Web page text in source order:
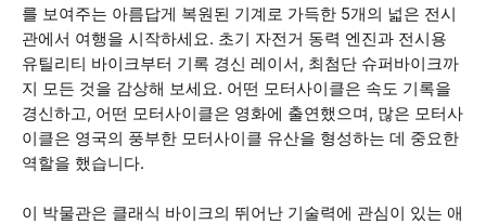
를 보여주는 아름답게 복원된 기계로 가득한 5개의 넓은 전시
관에서 여행을 시작하세요. 초기 자전거 동력 엔진과 전시용
유틸리티 바이크부터 기록 경신 레이서, 최첨단 슈퍼바이크까
지 모든 것을 감상해 보세요. 어떤 모터사이클은 속도 기록을
경신하고, 어떤 모터사이클은 영화에 출연했으며, 많은 모터사
이클은 영국의 풍부한 모터사이클 유산을 형성하는 데 중요한
역할을 했습니다.
이 박물관은 클래식 바이크의 뛰어난 기술력에 관심이 있는 애